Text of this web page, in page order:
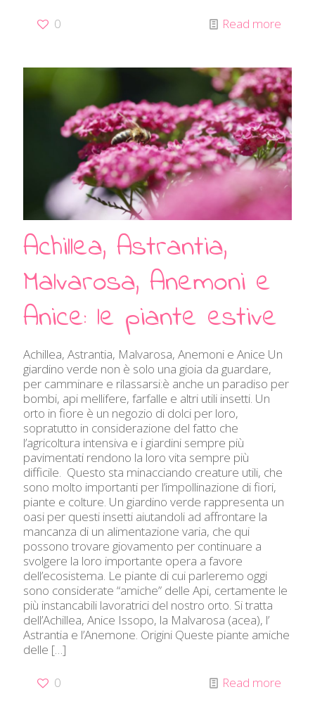
0 Read more
Achillea, Astrantia,
Malvarosa, Anemoni e
Anice: le piante estive
Achillea, Astrantia, Malvarosa, Anemoni e Anice Un
giardino verde non è solo una gioia da guardare,
per camminare e rilassarsi:è anche un paradiso per
bombi, api mellifere, farfalle e altri utili insetti. Un
orto in fiore è un negozio di dolci per loro,
sopratutto in considerazione del fatto che
l’agricoltura intensiva e i giardini sempre più
pavimentati rendono la loro vita sempre più
difficile. Questo sta minacciando creature utili, che
sono molto importanti per l’impollinazione di fiori,
piante e colture. Un giardino verde rappresenta un
oasi per questi insetti aiutandoli ad affrontare la
mancanza di un alimentazione varia, che qui
possono trovare giovamento per continuare a
svolgere la loro importante opera a favore
dell’ecosistema. Le piante di cui parleremo oggi
sono considerate “amiche” delle Api, certamente le
più instancabili lavoratrici del nostro orto. Si tratta
dell’Achillea, Anice Issopo, la Malvarosa (acea), l’
Astrantia e l’Anemone. Origini Queste piante amiche
delle […]
0 Read more